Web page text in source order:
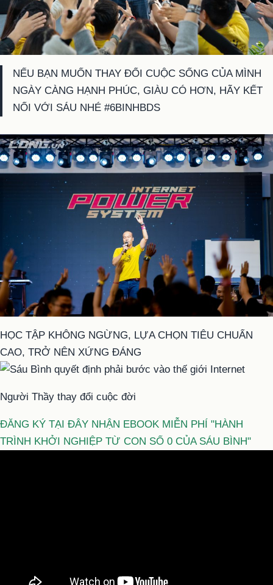
NẾU BẠN MUỐN THAY ĐỔI CUỘC SỐNG CỦA MÌNH
NGÀY CÀNG HẠNH PHÚC, GIÀU CÓ HƠN, HÃY KẾT
NỐI VỚI SÁU NHÉ #6BINHBDS
HỌC TẬP KHÔNG NGỪNG, LỰA CHỌN TIÊU CHUẨN
CAO, TRỞ NÊN XỨNG ĐÁNG
Người Thầy thay đổi cuộc đời
ĐĂNG KÝ TẠI ĐÂY NHẬN EBOOK MIỄN PHÍ "HÀNH
TRÌNH KHỞI NGHIỆP TỪ CON SỐ 0 CỦA SÁU BÌNH"